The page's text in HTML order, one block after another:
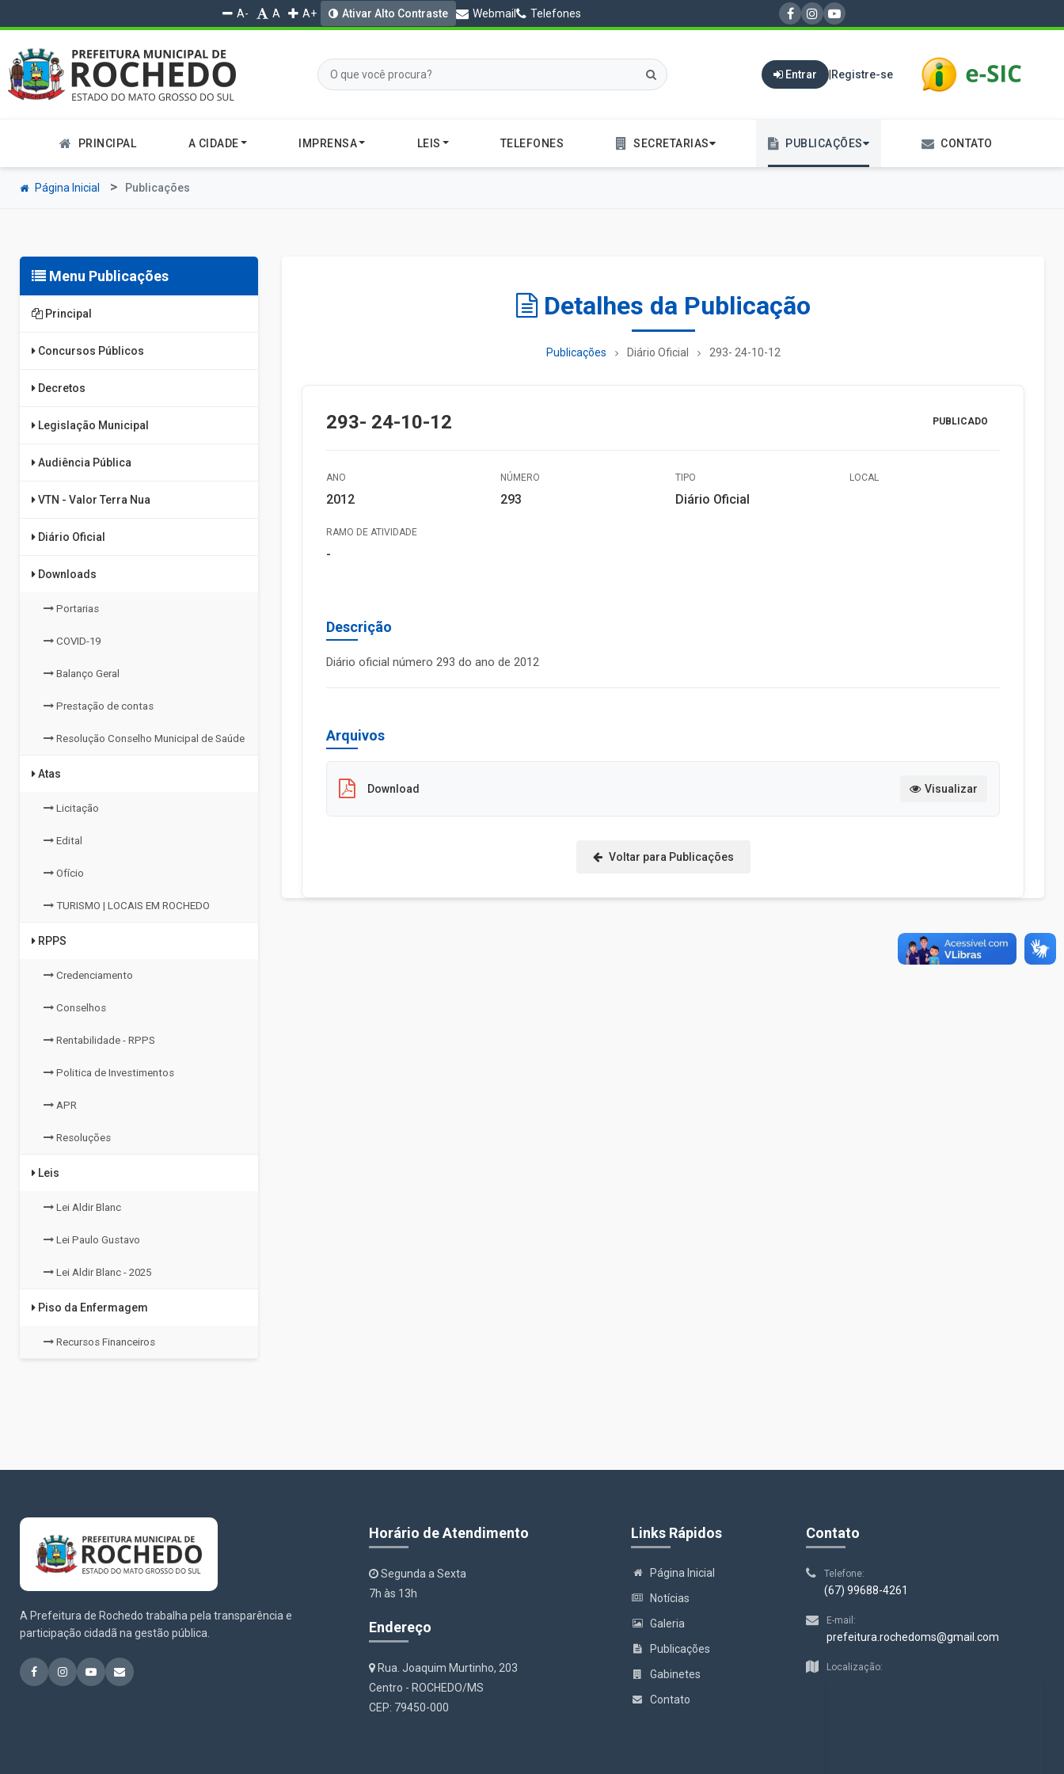
A- A A+ Ativar Alto Contraste Webmail Telefones
Entrar | Registre-se
PRINCIPAL A CIDADE IMPRENSA LEIS TELEFONES SECRETARIAS PUBLICAÇÕES CONTATO
Página Inicial Publicações
Menu Publicações
Principal
Concursos Públicos
Decretos
Legislação Municipal
Audiência Pública
VTN - Valor Terra Nua
Diário Oficial
Downloads
Portarias
COVID-19
Balanço Geral
Prestação de contas
Resolução Conselho Municipal de Saúde
Atas
Licitação
Edital
Ofício
TURISMO | LOCAIS EM ROCHEDO
RPPS
Credenciamento
Conselhos
Rentabilidade - RPPS
Politica de Investimentos
APR
Resoluções
Leis
Lei Aldir Blanc
Lei Paulo Gustavo
Lei Aldir Blanc - 2025
Piso da Enfermagem
Recursos Financeiros
Detalhes da Publicação
Publicações Diário Oficial 293- 24-10-12
293- 24-10-12 PUBLICADO
ANO
2012
NÚMERO
293
TIPO
Diário Oficial
LOCAL
RAMO DE ATIVIDADE
-
Descrição
Diário oficial número 293 do ano de 2012
Arquivos
Download Visualizar
Voltar para Publicações
A Prefeitura de Rochedo trabalha pela transparência e
participação cidadã na gestão pública.
Horário de Atendimento
Segunda a Sexta
7h às 13h
Endereço
Rua. Joaquim Murtinho, 203
Centro - ROCHEDO/MS
CEP: 79450-000
Links Rápidos
Página Inicial
Notícias
Galeria
Publicações
Gabinetes
Contato
Contato
Telefone:
(67) 99688-4261
E-mail:
prefeitura.rochedoms@gmail.com
Localização: